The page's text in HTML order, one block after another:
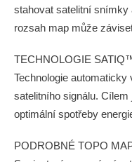
stahovat satelitní
rozsah map může
TECHNOLOGIE
Technologie
satelitního signálu.
optimální spotřeby
PODROBNÉ TOPO